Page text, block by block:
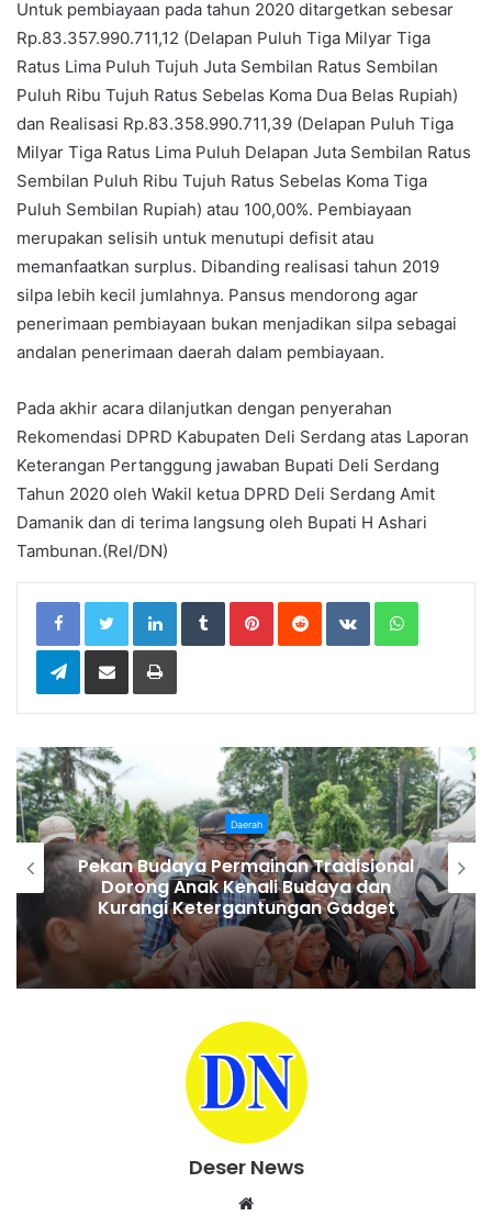
Untuk pembiayaan pada tahun 2020 ditargetkan sebesar
Rp.83.357.990.711,12 (Delapan Puluh Tiga Milyar Tiga
Ratus Lima Puluh Tujuh Juta Sembilan Ratus Sembilan
Puluh Ribu Tujuh Ratus Sebelas Koma Dua Belas Rupiah)
dan Realisasi Rp.83.358.990.711,39 (Delapan Puluh Tiga
Milyar Tiga Ratus Lima Puluh Delapan Juta Sembilan Ratus
Sembilan Puluh Ribu Tujuh Ratus Sebelas Koma Tiga
Puluh Sembilan Rupiah) atau 100,00%. Pembiayaan
merupakan selisih untuk menutupi defisit atau
memanfaatkan surplus. Dibanding realisasi tahun 2019
silpa lebih kecil jumlahnya. Pansus mendorong agar
penerimaan pembiayaan bukan menjadikan silpa sebagai
andalan penerimaan daerah dalam pembiayaan.
Pada akhir acara dilanjutkan dengan penyerahan
Rekomendasi DPRD Kabupaten Deli Serdang atas Laporan
Keterangan Pertanggung jawaban Bupati Deli Serdang
Tahun 2020 oleh Wakil ketua DPRD Deli Serdang Amit
Damanik dan di terima langsung oleh Bupati H Ashari
Tambunan.(Rel/DN)
LinkedIn Tumblr Pinterest Reddit VKontakte
Telegram Print
Daerah
Bupati Karo Serahkan Surat
Pernyataan Resmi Penyerahan Aset
RSUD Kabanjahe ke Moderamen
GBKP
Deser News